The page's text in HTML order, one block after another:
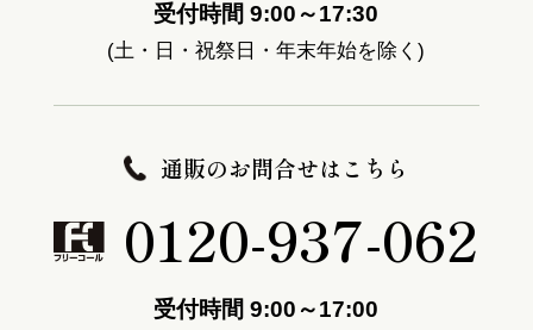
受付時間 9:00～17:30
(土・日・祝祭日・年末年始を除く)
通販のお問合せはこちら
0120-937-062
受付時間 9:00～17:00